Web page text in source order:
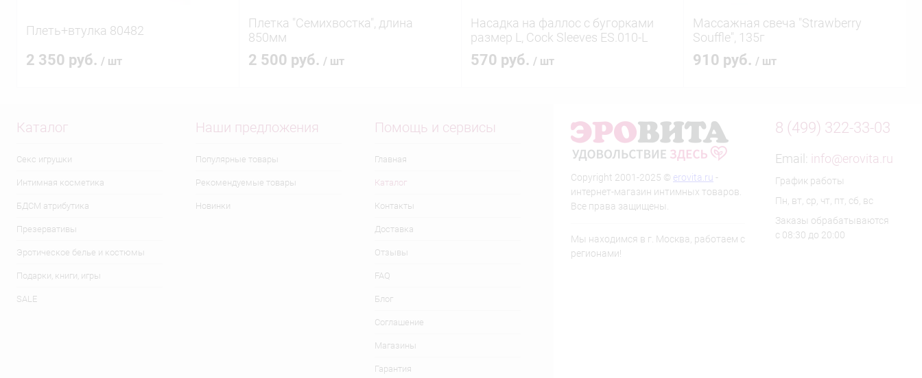
Плеть+втулка 80482
2 350 руб. / шт
Плетка "Семихвостка", длина
850мм
2 500 руб. / шт
Насадка на фаллос с бугорками
размер L, Cock Sleeves ES.010-L
570 руб. / шт
Массажная свеча "Strawberry
Souffle", 135г
910 руб. / шт
Каталог
Секс игрушки
Интимная косметика
БДСМ атрибутика
Презервативы
Эротическое белье и костюмы
Подарки, книги, игры
SALE
Наши предложения
Популярные товары
Рекомендуемые товары
Новинки
Помощь и сервисы
Главная
Каталог
Контакты
Доставка
Отзывы
FAQ
Блог
Соглашение
Магазины
Гарантия
Copyright 2001-2025 © erovita.ru -
интернет-магазин интимных товаров.
Все права защищены.
Мы находимся в г. Москва, работаем с
регионами!
8 (499) 322-33-03
Email: info@erovita.ru
График работы
Пн, вт, ср, чт, пт, сб, вс
Заказы обрабатываются
с 08:30 до 20:00